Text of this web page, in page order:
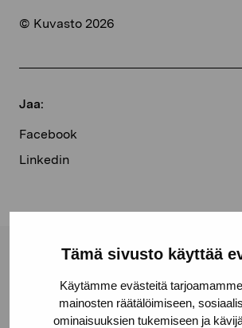
Tämä sivusto käyttää
Käytämme evästeitä
mainosten räätälöimiseen,
ominaisuuksien tukemiseen ja
© Kuvasto 2026
Jaa:
Facebook
Linkedin
Pro Artibus -säätiö
Kustaa Vaasan katu 11